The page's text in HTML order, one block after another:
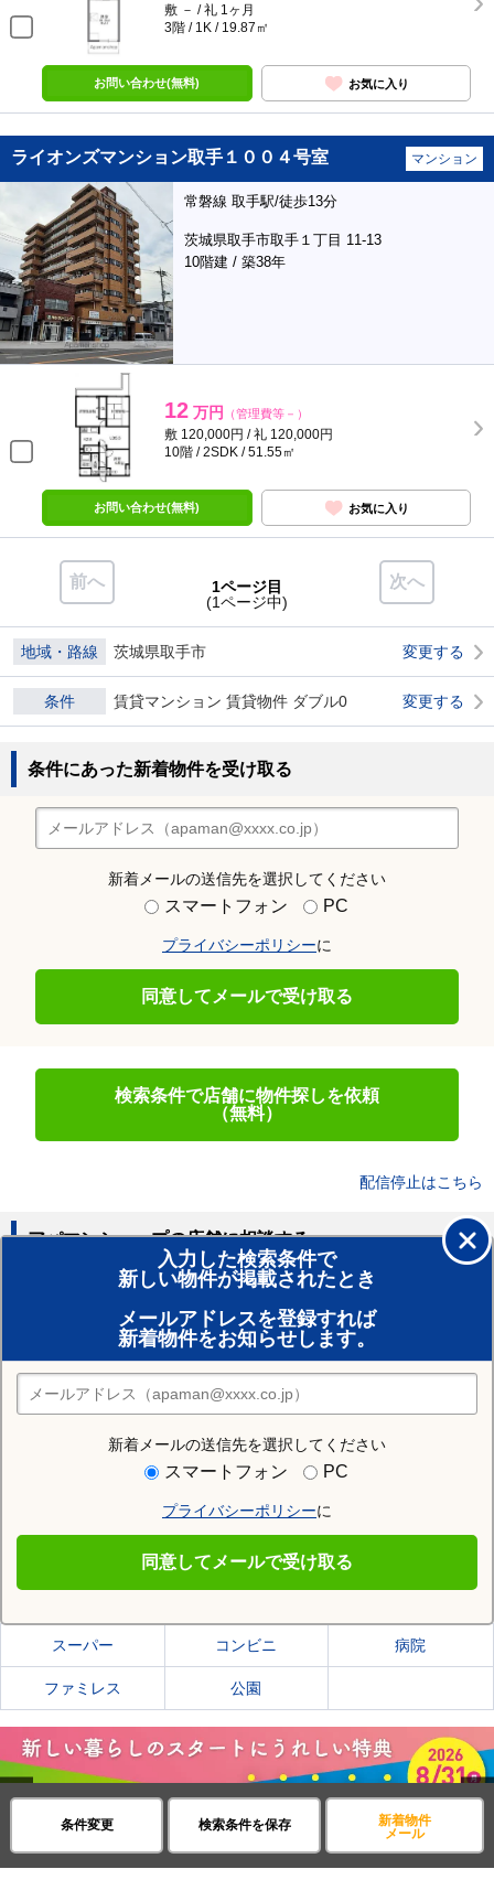
敷 － / 礼 1ヶ月
3階 / 1K / 19.87㎡
お問い合わせ(無料) お気に入り
ライオンズマンション取手１００４号室 マンション
常磐線 取手駅/徒歩13分
茨城県取手市取手１丁目 11-13
10階建 / 築38年
12 万円 （管理費等－）
敷 120,000円 / 礼 120,000円
10階 / 2SDK / 51.55㎡
お問い合わせ(無料) お気に入り
条件変更 検索条件を保存
新着物件
メール
前へ 次へ
1ページ目
(1ページ中)
地域・路線 茨城県取手市 変更する
条件 賃貸マンション 賃貸物件 ダブル0 変更する
条件にあった新着物件を受け取る
新着メールの送信先を選択してください
スマートフォン PC
プライバシーポリシーに
同意してメールで受け取る
検索条件で店舗に物件探しを依頼
（無料）
配信停止はこちら
入力した検索条件で
新しい物件が掲載されたとき
メールアドレスを登録すれば
新着物件をお知らせします。
新着メールの送信先を選択してください
スマートフォン PC
プライバシーポリシーに
同意してメールで受け取る
アパマンショップの店舗に相談する
賃貸のプロがお部屋探し！
おまかせ物件リクエスト
住みたい街の店舗を探す
店舗検索
住む街研究所で取手市の情報を見る
取手市の施設一覧
スーパー コンビニ 病院
ファミレス 公園